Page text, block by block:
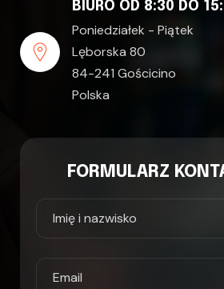
BIURO OD 8:30 DO
Poniedziałek - Piątek
Lęborska 80
84-241 Gościcino
Polska
FORMULARZ